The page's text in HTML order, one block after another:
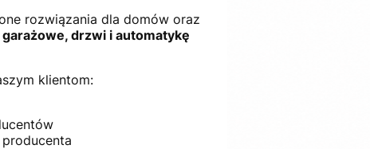
rozwiązania dla domów oraz
drzwi i automatykę
klientom: